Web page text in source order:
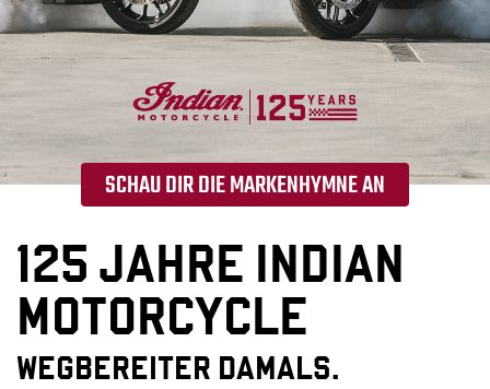
SCHAU DIR DIE MARKENHYMNE AN
125 JAHRE INDIAN
MOTORCYCLE
WEGBEREITER DAMALS.